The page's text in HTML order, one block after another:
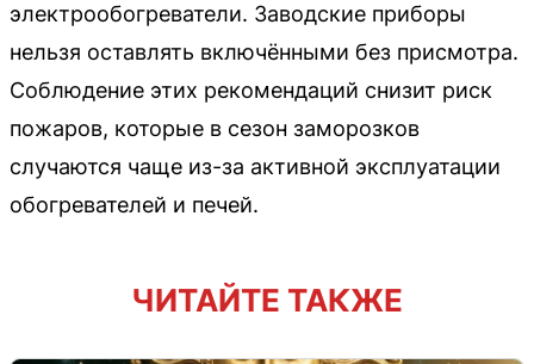
электрообогреватели. Заводские приборы
нельзя оставлять включёнными без присмотра.
Соблюдение этих рекомендаций снизит риск
пожаров, которые в сезон заморозков
случаются чаще из-за активной эксплуатации
обогревателей и печей.
ЧИТАЙТЕ ТАКЖЕ